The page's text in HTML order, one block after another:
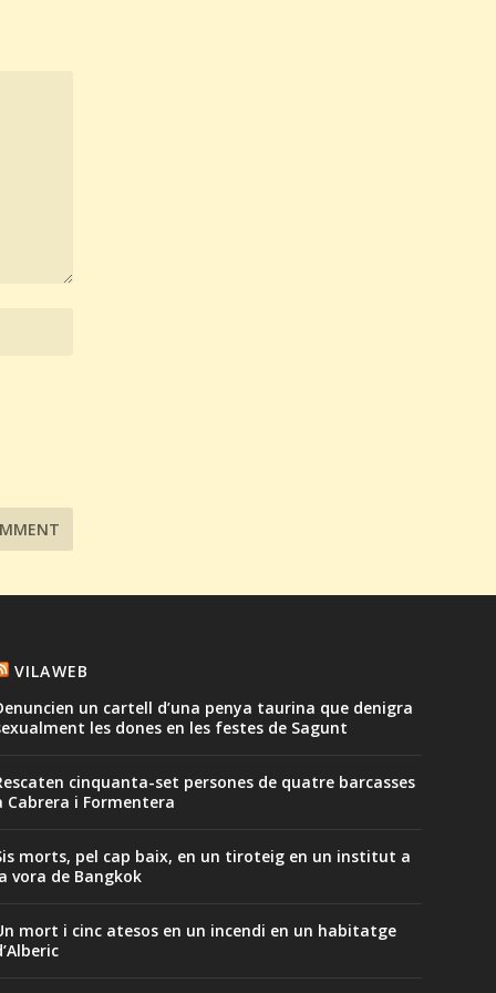
VILAWEB
un cartell d’una penya taurina que denigra
les dones en les festes de Sagunt
cinquanta-set persones de quatre barcasses
Cabrera i Formentera
morts, pel cap baix, en un tiroteig en un institut a
vora de Bangkok
mort i cinc atesos en un incendi en un habitatge